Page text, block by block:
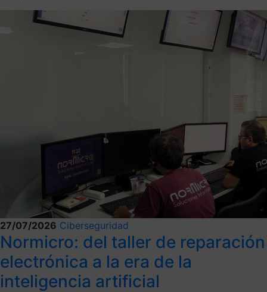
27/07/2026 Ciberseguridad
Normicro: del taller de reparación
electrónica a la era de la
inteligencia artificial